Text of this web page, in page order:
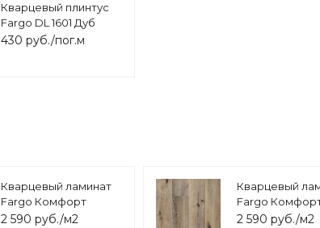
Кварцевый плинтус
Fargo DL 1601 Дуб
Снежный градиент
430 руб./пог.м
Кварцевый ламинат
Fargo Комфорт
экстра Дуб Снежный
2 590 руб./м2
Кварцевый
Fargo
экстра Дуб
2 590 руб./м2